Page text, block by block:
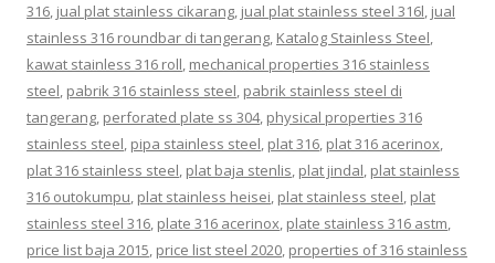
316, jual plat stainless cikarang, jual plat stainless steel 316l, jual
stainless 316 roundbar di tangerang, Katalog Stainless Steel,
kawat stainless 316 roll, mechanical properties 316 stainless
steel, pabrik 316 stainless steel, pabrik stainless steel di
tangerang, perforated plate ss 304, physical properties 316
stainless steel, pipa stainless steel, plat 316, plat 316 acerinox,
plat 316 stainless steel, plat baja stenlis, plat jindal, plat stainless
316 outokumpu, plat stainless heisei, plat stainless steel, plat
stainless steel 316, plate 316 acerinox, plate stainless 316 astm,
price list baja 2015, price list steel 2020, properties of 316 stainless